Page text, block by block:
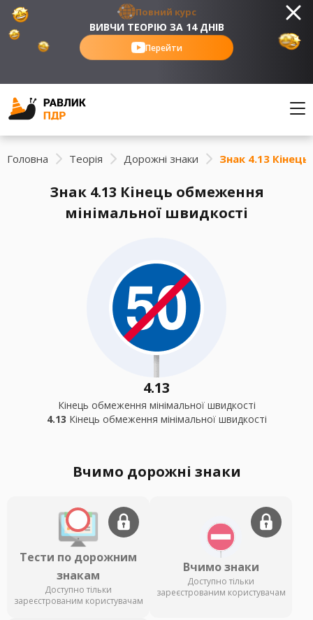
Повний курс
ВИВЧИ ТЕОРІЮ ЗА 14 ДНІВ
Перейти
Головна Теорія Дорожні знаки Знак 4.13
Знак 4.13 Кінець обмеження
мінімальної швидкості
4.13
Кінець обмеження мінімальної швидкості
4.13 Кінець обмеження мінімальної швидкості
Вчимо дорожні знаки
Тести по дорожним
знакам
Доступно тільки
зареєстрованим користувачам
Вчимо знаки
Доступно тільки
зареєстрованим користувачам